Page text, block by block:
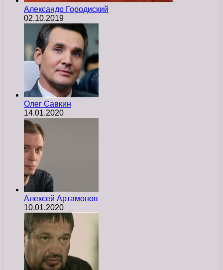
Александр Городиский
02.10.2019
Олег Савкин
14.01.2020
Алексей Артамонов
10.01.2020